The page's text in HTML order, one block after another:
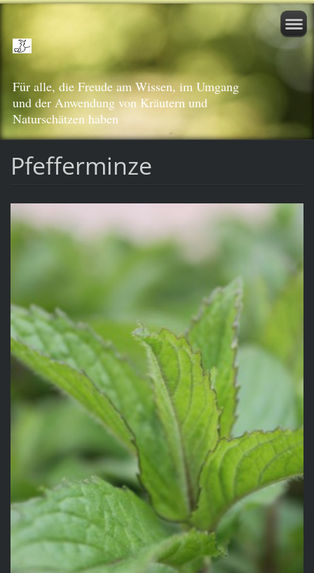
Für alle, die Freude am Wissen, im Umgang
und der Anwendung von Kräutern und
Naturschätzen haben
Pfefferminze